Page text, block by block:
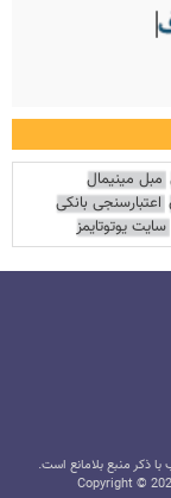
مبل مینیمال
اعتبارسنجی بانکی
سایت یوتوتایمز
ذکر منبع بلامانع است.
Copyright ©